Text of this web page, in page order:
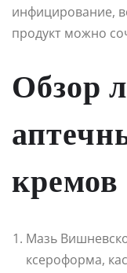
инфицирование,
продукт можно
Обзор
Мазь
ксероформа,